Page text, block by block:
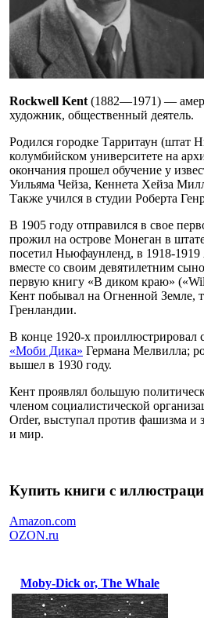
Rockwell Kent (1882—1971) —
художник, общественный деятель.
Родился городке Тарритаун (штат
колумбийском университете на
окончания прошел обучение у
Уильяма Чейза, Кеннета Хейза
Также учился в студии Роберта
В 1905 году отправился в свое
прожил на острове Монеган в
посетил Ньюфаунленд, в 1918-1919
вместе со своим девятилетним
первую книгу «В диком краю»
Кент побывал на Огненной Земле,
Гренландии.
В конце 1920-х
«Моби Дика» Германа Мелвилла;
вышел в 1930 году.
Кент проявлял большую
членом социалистической
Order, выступал против фашизма и
и мир.
Купить книги с
Amazon.com
OZON.ru
Moby-Dick or, The Whale